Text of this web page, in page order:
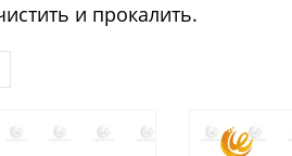
и прокалить.